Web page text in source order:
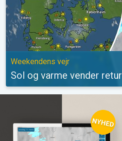
Weekendens vejr
Sol og varme vender retur